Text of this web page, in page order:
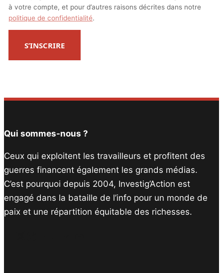
à votre compte, et pour d’autres raisons décrites dans notre
politique de confidentialité.
S’INSCRIRE
Qui sommes-nous ?
Ceux qui exploitent les travailleurs et profitent des
guerres financent également les grands médias.
C’est pourquoi depuis 2004, Investig’Action est
engagé dans la bataille de l’info pour un monde de
paix et une répartition équitable des richesses.